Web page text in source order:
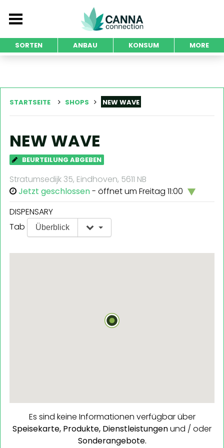
SORTEN ANBAU KONSUM MORE
STARTSEITE SHOPS NEW WAVE
NEW WAVE
BEURTEILUNG ABGEBEN
Stratumsedijk 35, Eindhoven, 5611 NB
Jetzt geschlossen- öffnet um Freitag 11:00
DISPENSARY
Tab
Überblick
Es sind keine Informationen verfügbar über
Speisekarte, Produkte, Dienstleistungenund / oder
Sonderangebote.